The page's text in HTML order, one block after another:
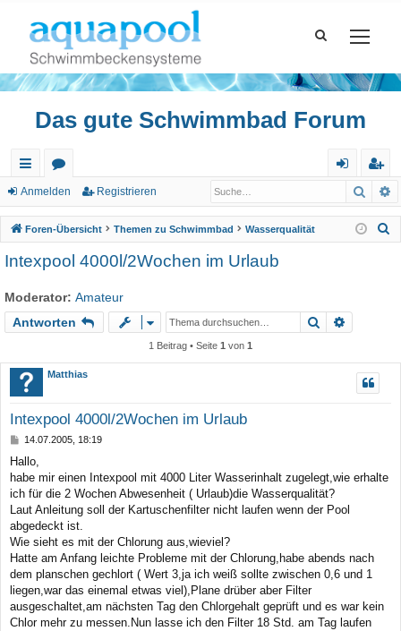
Das gute Schwimmbad Forum
ch
ne
llz
riff
or
en m
el
eg
ist
rie
Anmelden Registrieren
Foren-Übersicht Themen zu Schwimmbad Wasserqualität
Intexpool 4000l/2Wochen im Urlaub
Moderator: Amateur
Antworten
Suche
1 Beitrag • Seite 1 von 1
Matthias
Intexpool 4000l/2Wochen im Urlaub
B
i
t
r
a
14.07.2005, 18:19
Hallo,
habe mir einen Intexpool mit 4000 Liter Wasserinhalt zugelegt,wie erhalte
ich für die 2 Wochen Abwesenheit ( Urlaub)die Wasserqualität?
Laut Anleitung soll der Kartuschenfilter nicht laufen wenn der Pool
abgedeckt ist.
Wie sieht es mit der Chlorung aus,wieviel?
Hatte am Anfang leichte Probleme mit der Chlorung,habe abends nach
dem planschen gechlort ( Wert 3,ja ich weiß sollte zwischen 0,6 und 1
liegen,war das einemal etwas viel),Plane drüber aber Filter
ausgeschaltet,am nächsten Tag den Chlorgehalt geprüft und es war kein
Chlor mehr zu messen.Nun lasse ich den Filter 18 Std. am Tag laufen